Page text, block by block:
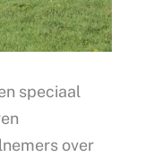
speciaal
over